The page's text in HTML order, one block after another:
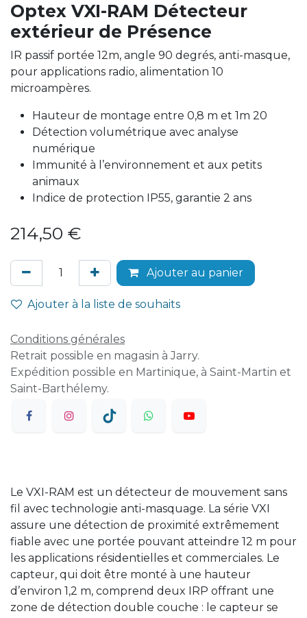
Optex VXI-RAM Détecteur
extérieur de Présence
IR passif portée 12m, angle 90 degrés, anti-masque,
pour applications radio, alimentation 10
microampères.
Hauteur de montage entre 0,8 m et 1m 20
Détection volumétrique avec analyse
numérique
Immunité à l’environnement et aux petits
animaux
Indice de protection IP55, garantie 2 ans
214,50 €
Ajouter au panier
Ajouter à la liste de souhaits
Conditions générales
Retrait possible en magasin à Jarry.
Expédition possible en Martinique, à Saint-Martin et
Saint-Barthélemy.
Le VXI-RAM est un détecteur de mouvement sans
fil avec technologie anti-masquage. La série VXI
assure une détection de proximité extrêmement
fiable avec une portée pouvant atteindre 12 m pour
les applications résidentielles et commerciales. Le
capteur, qui doit être monté à une hauteur
d’environ 1,2 m, comprend deux IRP offrant une
zone de détection double couche : le capteur se